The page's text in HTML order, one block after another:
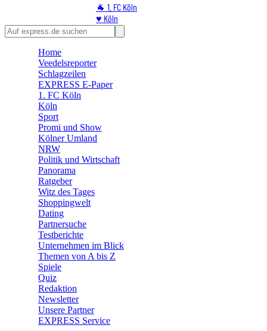
🐐 1. FC Köln
♥️ Köln
⭐ Promi
🛒 Shoppingwelt
Home
Veedelsreporter
Schlagzeilen
EXPRESS E-Paper
1. FC Köln
Köln
Sport
Promi und Show
Kölner Umland
NRW
Politik und Wirtschaft
Panorama
Ratgeber
Witz des Tages
Shoppingwelt
Dating
Partnersuche
Testberichte
Unternehmen im Blick
Themen von A bis Z
Spiele
Quiz
Redaktion
Newsletter
Unsere Partner
EXPRESS Service